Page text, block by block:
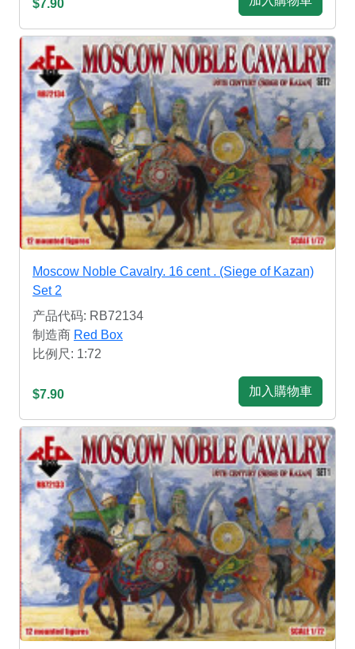
$7.90
Moscow Noble Cavalry. 16 cent . (Siege of Kazan)
Set 2
产品代码: RB72134
制造商 Red Box
比例尺: 1:72
$7.90 加入購物車